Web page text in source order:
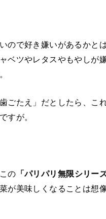
ので好き嫌いがあるかと
ベツやレタスやもやしが
ごたえ」だとしたら、こ
すが。
の 「パリパリ無限シリーズ
が美味しくなることは想